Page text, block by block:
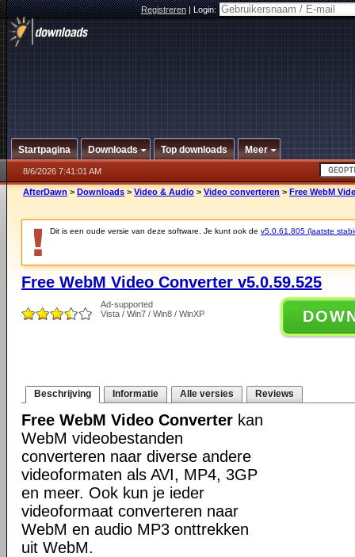
Registreren|Login:
Startpagina Downloads Top downloads Meer
8/6/2026 7:41:01 AM
AfterDawn > Downloads > Video & Audio > Video converteren > Free WebM
Dit is een oude versie van deze software. Je kunt ook de v5.0.61.805 (laatste
Free WebM Video Converter v5.0.59.525
Ad-supported
Vista / Win7 / Win8 / WinXP
Beschrijving Informatie Alle versies Reviews
Free WebM Video Converter kan
WebM videobestanden
converteren naar diverse andere
videoformaten als AVI, MP4, 3GP
en meer. Ook kun je ieder
videoformaat converteren naar
WebM en audio MP3 onttrekken
uit WebM.